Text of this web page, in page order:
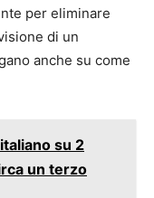
per eliminare
di un
anche su come
su 2
un terzo